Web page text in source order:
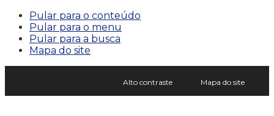
Pular para o conteúdo
Pular para o menu
Pular para a busca
Mapa do site
Alto contraste Mapa do site